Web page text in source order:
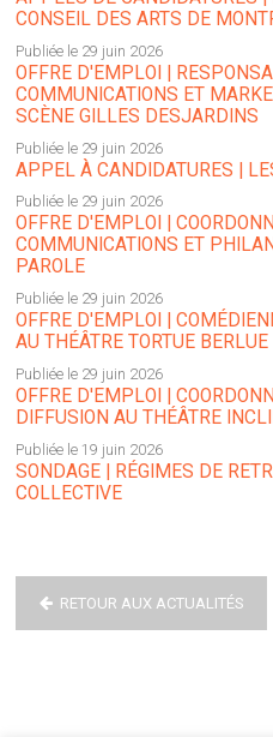
CONSEIL DES ARTS DE
Publiée le 29 juin 2026
OFFRE D'EMPLOI |
COMMUNICATIONS ET
SCÈNE GILLES DESJARDINS
Publiée le 29 juin 2026
APPEL À CANDIDATURES |
Publiée le 29 juin 2026
OFFRE D'EMPLOI |
COMMUNICATIONS ET
PAROLE
Publiée le 29 juin 2026
OFFRE D'EMPLOI |
AU THÉÂTRE TORTUE BERLUE
Publiée le 29 juin 2026
OFFRE D'EMPLOI |
DIFFUSION AU THÉÂTRE
Publiée le 19 juin 2026
SONDAGE | RÉGIMES DE
COLLECTIVE
RETOUR AUX ACTUALITÉS